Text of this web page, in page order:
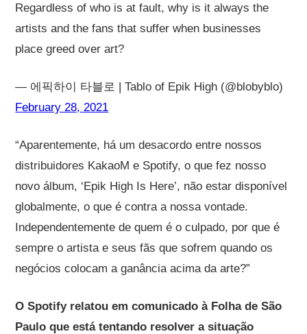
Regardless of who is at fault, why is it always the
artists and the fans that suffer when businesses
place greed over art?
— 에픽하이 타블로 | Tablo of Epik High (@blobyblo)
February 28, 2021
“Aparentemente, há um desacordo entre nossos
distribuidores KakaoM e Spotify, o que fez nosso
novo álbum, ‘Epik High Is Here’, não estar disponível
globalmente, o que é contra a nossa vontade.
Independentemente de quem é o culpado, por que é
sempre o artista e seus fãs que sofrem quando os
negócios colocam a ganância acima da arte?”
O Spotify relatou em comunicado à Folha de São
Paulo que está tentando resolver a situação